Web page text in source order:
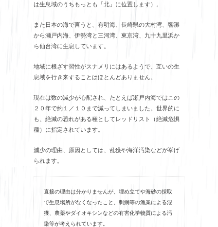
は生息域のうちもっとも「北」に位置します）。
また日本の海で言うと、有明海、長崎県の大村湾、響灘
から瀬戸内海、伊勢湾と三河湾、東京湾、九十九里浜か
ら仙台湾に生息しています。
地域に根ざす習性がスナメリにはあるようで、互いの生
息域を行き来することはほとんどありません。
現在は数の減少が心配され、たとえば瀬戸内海ではこの
２０年で約１／１０まで減ってしまいました。世界的に
も、絶滅の恐れがある種としてレッドリスト（絶滅危惧
種）に指定されています。
減少の理由、原因としては、乱獲や海洋汚染などが挙げ
られます。
直接の理由は分かりませんが、埋め立てや海砂の採取
で生息場所がなくなったこと、刺網等の漁業による混
獲、農薬やダイオキシンなどの有害化学物質による汚
染等が考えられています。